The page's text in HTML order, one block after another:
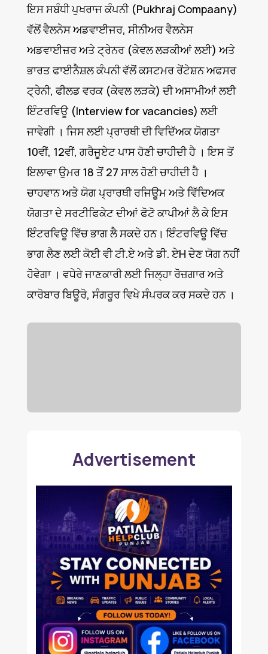
ਇਸ ਸਬੰਧੀ ਪੁਖਰਾਜ ਕੰਪਨੀ (Pukhraj Compaany)
ਵੱਲੋਂ ਵੈਲਨੇਸ ਅਡਵਾਈਜਰ, ਸੀਨੀਅਰ ਵੈਲਨੇਸ
ਅਡਵਾਈਜ਼ਰ ਅਤੇ ਟ੍ਰੇਨਰ (ਕੇਵਲ ਲੜਕੀਆਂ ਲਈ) ਅਤੇ
ਭਾਰਤ ਫਾਈਨੈਸ਼ਲ ਕੰਪਨੀ ਵੱਲੋਂ ਕਸਟਮਰ ਰੇਂਟੇਸ਼ਨ ਅਫਸਰ
ਟ੍ਰੇਨੀ, ਫੀਲਡ ਵਰਕ (ਕੇਵਲ ਲੜਕੇ) ਦੀ ਅਸਾਮੀਆਂ ਲਈ
ਇੰਟਰਵਿਊ (Interview for vacancies) ਲਈ
ਜਾਵੇਗੀ । ਜਿਸ ਲਈ ਪ੍ਰਾਰਥੀ ਦੀ ਵਿਦਿੱਅਕ ਯੋਗਤਾ
10ਵੀਂ, 12ਵੀਂ, ਗਰੈਜੂਏਟ ਪਾਸ ਹੋਣੀ ਚਾਹੀਦੀ ਹੈ । ਇਸ ਤੋਂ
ਇਲਾਵਾ ਉਮਰ 18 ਤੋਂ 27 ਸਾਲ ਹੋਣੀ ਚਾਹੀਦੀ ਹੈ ।
ਚਾਹਵਾਨ ਅਤੇ ਯੋਗ ਪ੍ਰਾਰਥੀ ਰਜਿਊਮ ਅਤੇ ਵਿੱਦਿਅਕ
ਯੋਗਤਾ ਦੇ ਸਰਟੀਫਿਕੇਟ ਦੀਆਂ ਫੋਟੋ ਕਾਪੀਆਂ ਲੈ ਕੇ ਇਸ
ਇੰਟਰਵਿਊ ਵਿੱਚ ਭਾਗ ਲੈ ਸਕਦੇ ਹਨ। ਇੰਟਰਵਿਊ ਵਿੱਚ
ਭਾਗ ਲੈਣ ਲਈ ਕੋਈ ਵੀ ਟੀ.ਏ ਅਤੇ ਡੀ. ਏH ਦੇਣ ਯੋਗ ਨਹੀਂ
ਹੋਵੇਗਾ । ਵਧੇਰੇ ਜਾਣਕਾਰੀ ਲਈ ਜਿਲ੍ਹਾ ਰੋਜ਼ਗਾਰ ਅਤੇ
ਕਾਰੋਬਾਰ ਬਿਊਰੋ, ਸੰਗਰੂਰ ਵਿਖੇ ਸੰਪਰਕ ਕਰ ਸਕਦੇ ਹਨ ।
Advertisement